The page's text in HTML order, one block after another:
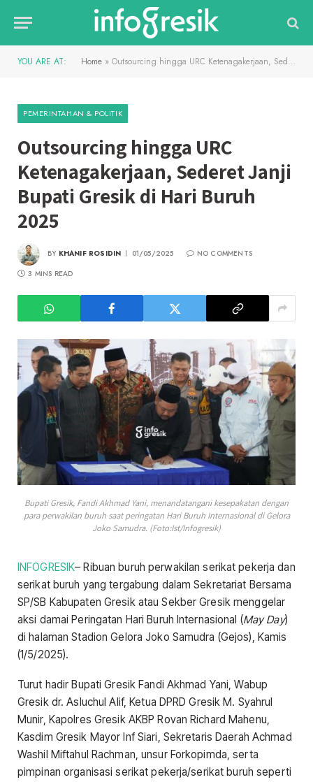
YOU ARE AT: Home » Outsourcing hingga URC Ketenagakerjaan, Sederet Janji Bupati Gresik di Hari Buruh 2025
PEMERINTAHAN & POLITIK
Outsourcing hingga URC
Ketenagakerjaan, Sederet Janji
Bupati Gresik di Hari Buruh
2025
BY KHANIF ROSIDIN 01/05/2025
NO COMMENTS
3 MINS READ
Bupati Gresik, Fandi Akhmad Yani, menandatangani kesepakatan dengan
para perwakilan buruh saat peringatan Hari Buruh Internasional di Gelora
Joko Samudra. (Foto:Ist/Infogresik)
INFOGRESIK– Ribuan buruh perwakilan serikat pekerja dan
serikat buruh yang tergabung dalam Sekretariat Bersama
SP/SB Kabupaten Gresik atau Sekber Gresik menggelar
aksi damai Peringatan Hari Buruh Internasional (May Day)
di halaman Stadion Gelora Joko Samudra (Gejos), Kamis
(1/5/2025).
Turut hadir Bupati Gresik Fandi Akhmad Yani, Wabup
Gresik dr. Asluchul Alif, Ketua DPRD Gresik M. Syahrul
Munir, Kapolres Gresik AKBP Rovan Richard Mahenu,
Kasdim Gresik Mayor Inf Siari, Sekretaris Daerah Achmad
Washil Miftahul Rachman, unsur Forkopimda, serta
pimpinan organisasi serikat pekerja/serikat buruh seperti